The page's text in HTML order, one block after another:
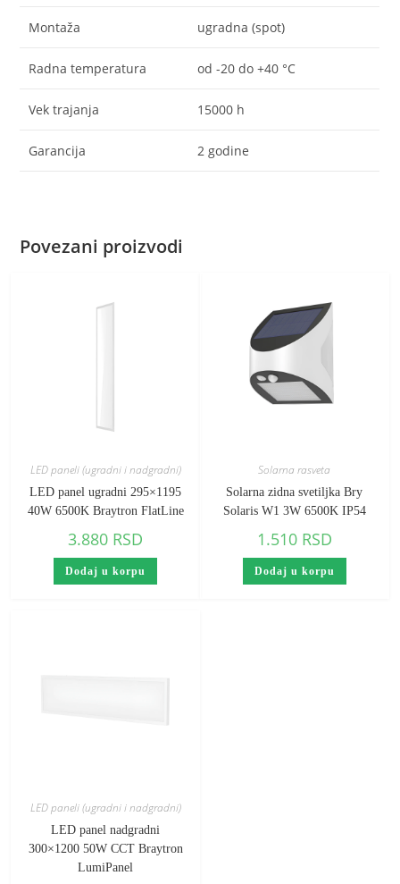
Montaža ugradna (spot)
Radna temperatura od -20 do +40 °C
Vek trajanja 15000 h
Garancija 2 godine
Povezani proizvodi
LED paneli (ugradni i nadgradni)
LED panel ugradni 295×1195
40W 6500K Braytron FlatLine
3.880 RSD
Dodaj u korpu
Solarna rasveta
Solarna zidna svetiljka Bry
Solaris W1 3W 6500K IP54
1.510 RSD
Dodaj u korpu
LED paneli (ugradni i nadgradni)
LED panel nadgradni
300×1200 50W CCT Braytron
LumiPanel